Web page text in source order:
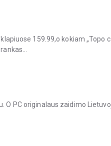
159.99,o kokiam „Topo
O PC originalaus zaidimo